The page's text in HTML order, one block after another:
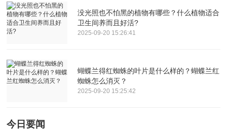
没光照也不怕黑的植物有哪些？什么植物适合
卫生间养而且好活?
2025-09-20 15:26:41
蝴蝶兰得红蜘蛛的叶片是什么样的？蝴蝶兰红
蜘蛛怎么消灭？
2025-09-20 15:25:42
今日要闻